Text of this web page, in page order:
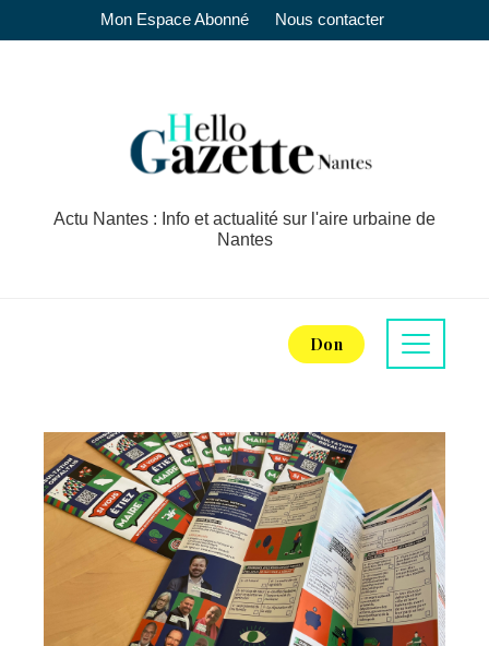
Mon Espace Abonné Nous contacter
Actu Nantes : Info et actualité sur l'aire urbaine de
Nantes
Don